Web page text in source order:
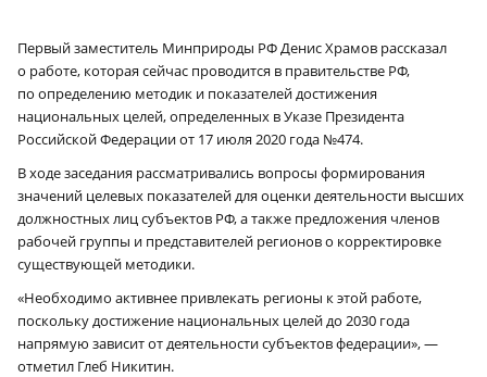
Первый заместитель Минприроды РФ Денис Храмов рассказал
о работе, которая сейчас проводится в правительстве РФ,
по определению методик и показателей достижения
национальных целей, определенных в Указе Президента
Российской Федерации от 17 июля 2020 года №474.
В ходе заседания рассматривались вопросы формирования
значений целевых показателей для оценки деятельности высших
должностных лиц субъектов РФ, а также предложения членов
рабочей группы и представителей регионов о корректировке
существующей методики.
«Необходимо активнее привлекать регионы к этой работе,
поскольку достижение национальных целей до 2030 года
напрямую зависит от деятельности субъектов федерации», —
отметил Глеб Никитин.